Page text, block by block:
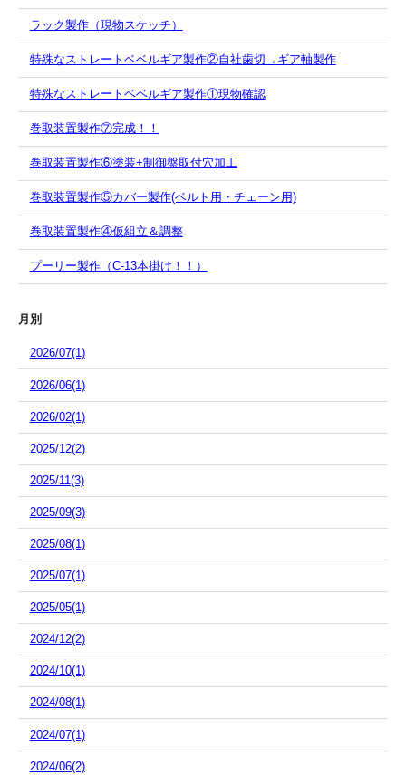
ラック製作（現物スケッチ）
特殊なストレートベベルギア製作②自社歯切→ギア軸製作
特殊なストレートベベルギア製作①現物確認
巻取装置製作⑦完成！！
巻取装置製作⑥塗装+制御盤取付穴加工
巻取装置製作⑤カバー製作(ベルト用・チェーン用)
巻取装置製作④仮組立＆調整
プーリー製作（C-13本掛け！！）
月別
2026/07(1)
2026/06(1)
2026/02(1)
2025/12(2)
2025/11(3)
2025/09(3)
2025/08(1)
2025/07(1)
2025/05(1)
2024/12(2)
2024/10(1)
2024/08(1)
2024/07(1)
2024/06(2)